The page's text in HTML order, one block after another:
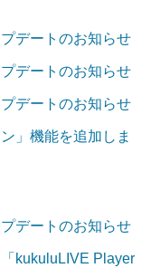
デートのお知らせ
デートのお知らせ
デートのお知らせ
」機能を追加しま
デートのお知らせ
kukuluLIVE Player